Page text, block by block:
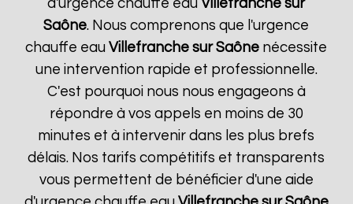
d'urgence chauffe eauVillefranche sur
Saône. Nous comprenons que l'urgence
chauffe eauVillefranche sur Saône nécessite
une intervention rapide et professionnelle.
C'est pourquoi nous nous engageons à
répondre à vos appels en moins de 30
minutes et à intervenir dans les plus brefs
délais. Nos tarifs compétitifs et transparents
vous permettent de bénéficier d'une aide